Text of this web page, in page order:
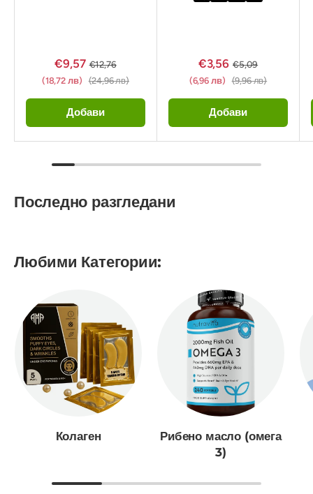
€9,57 €12,76
(18,72 лв) (24,96 лв)
Добави
€3,56 €5,09
(6,96 лв) (9,96 лв)
Добави
Последно разгледани
Любими Категории:
Колаген
Рибено масло (омега
3)